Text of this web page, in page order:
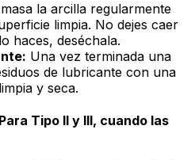
la arcilla regularmente
limpia. No dejes caer
haces, deséchala.
Una vez terminada una
de lubricante con una
y seca.
Tipo II y III, cuando las